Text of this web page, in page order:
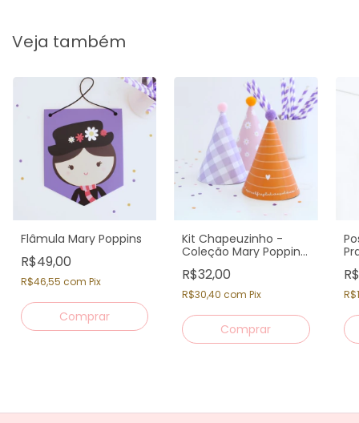
Veja também
Flâmula Mary Poppins
R$49,00
R$46,55 com Pix
Kit Chapeuzinho -
Coleção Mary Poppins
(3 un.)
R$32,00
R$30,40com Pix